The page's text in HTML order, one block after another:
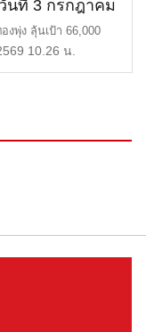
นที่ 3 กรกฎาคม
งพุ่ง ลุ้นเป้า 66,000
, 66,0 […]
10.26 น.